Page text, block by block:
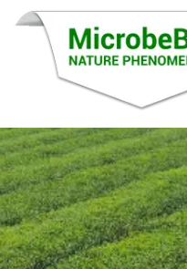
INICIO
IDIOMAS
PRODUCTOS
VIDEO